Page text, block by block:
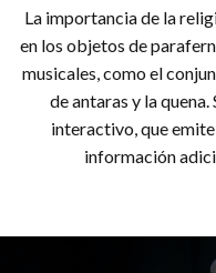
La importancia de la
en los objetos de
musicales, como el
de antaras y la
interactivo, que
información